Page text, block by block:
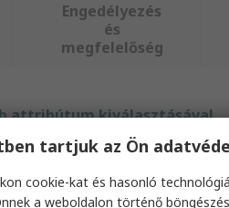
Engedélyezés
és
megfelelőség
attribútum kiválasztásával.
RS
tartjuk az Ön
cookie-kat és hasonló
a weboldalon történő